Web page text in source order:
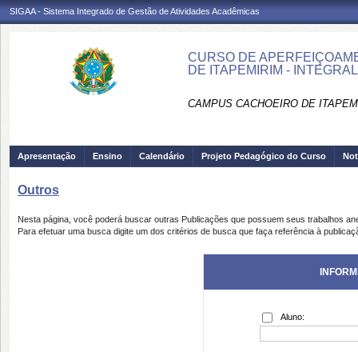
SIGAA - Sistema Integrado de Gestão de Atividades Acadêmicas
CURSO DE
DE ITAPEMIRIM -
CAMPUS CACHOEIRO DE
Apresentação Ensino Calendário Projeto Pedagógico do Curso
Outros
Nesta página, você poderá buscar outras Publicações que possuem seus trabalhos
Para efetuar uma busca digite um dos critérios de busca que faça referência à
Aluno: